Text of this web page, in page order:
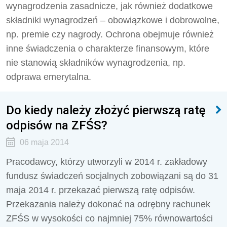
wynagrodzenia zasadnicze, jak również dodatkowe
składniki wynagrodzeń – obowiązkowe i dobrowolne,
np. premie czy nagrody. Ochrona obejmuje również
inne świadczenia o charakterze finansowym, które
nie stanowią składników wynagrodzenia, np.
odprawa emerytalna.
Do kiedy należy złożyć pierwszą ratę
odpisów na ZFŚS?
06 maja 2014
Pracodawcy, którzy utworzyli w 2014 r. zakładowy
fundusz świadczeń socjalnych zobowiązani są do 31
maja 2014 r. przekazać pierwszą ratę odpisów.
Przekazania należy dokonać na odrębny rachunek
ZFŚS w wysokości co najmniej 75% równowartości